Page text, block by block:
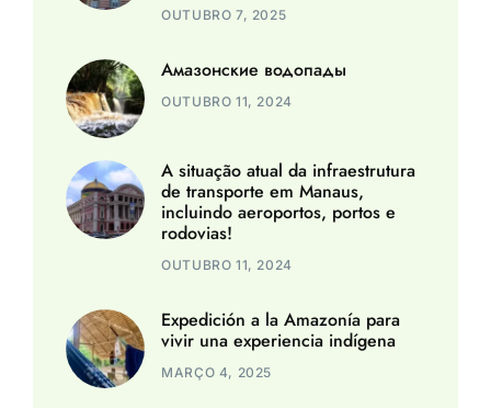
OUTUBRO 7, 2025
Амазонские водопады
OUTUBRO 11, 2024
A situação atual da infraestrutura
de transporte em Manaus,
incluindo aeroportos, portos e
rodovias!
OUTUBRO 11, 2024
Expedición a la Amazonía para
vivir una experiencia indígena
MARÇO 4, 2025